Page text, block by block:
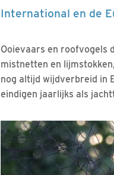
International en de
Ooievaars en roofvogels
mistnetten en
nog altijd wijdverbreid in
eindigen jaarlijks als